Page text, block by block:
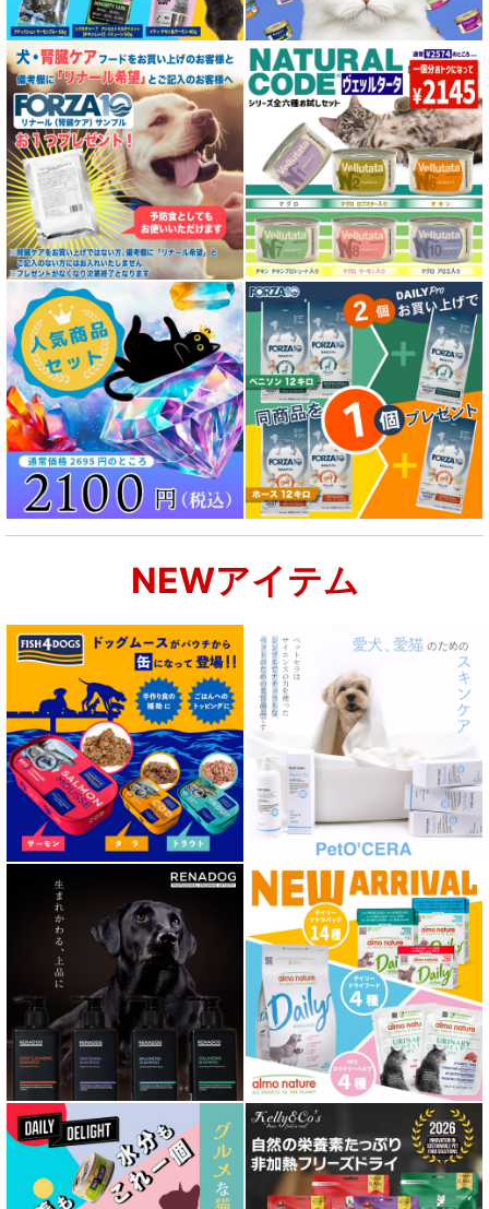
特殊製法のドッグフード
特殊製法のキャットフード
全年齢対応 フード for DOG
パピー用 フード for DOG
成犬用 フード for DOG
シニア犬用フード for DOG
食物アレルギー対応 ドッグフード
腎臓ケア対応ドッグフード
肝臓ケア対応ドッグフード
肥満ケア対応 フード for DOG
泌尿器ケア対応 フード for DOG
胃腸ケア対応 フード for DOG
口腔内・喉ケア対応商品 犬用
心臓ケア対応ドッグフード
皮膚・被毛ケア対応 フード for DOG
低脂肪 ドライフード for DOG
特集 ドッグフードの涙やけ対策
NEWアイテム